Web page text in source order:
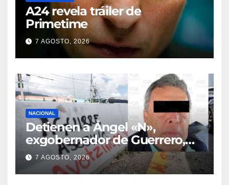
A24 revela tráiler de
Primetime
7 AGOSTO, 2026
NACIONAL
Detienen a Ángel «N»,
exgobernador de Guerrero,
por el caso Ayotzinapa
7 AGOSTO, 2026